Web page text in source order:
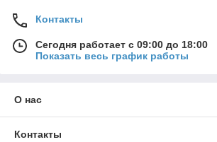
Контакты
Сегодня работает с 09:00 до 18:00
Показать весь график работы
О нас
Контакты